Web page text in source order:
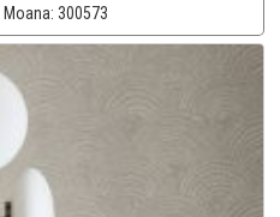
Moana: 300573